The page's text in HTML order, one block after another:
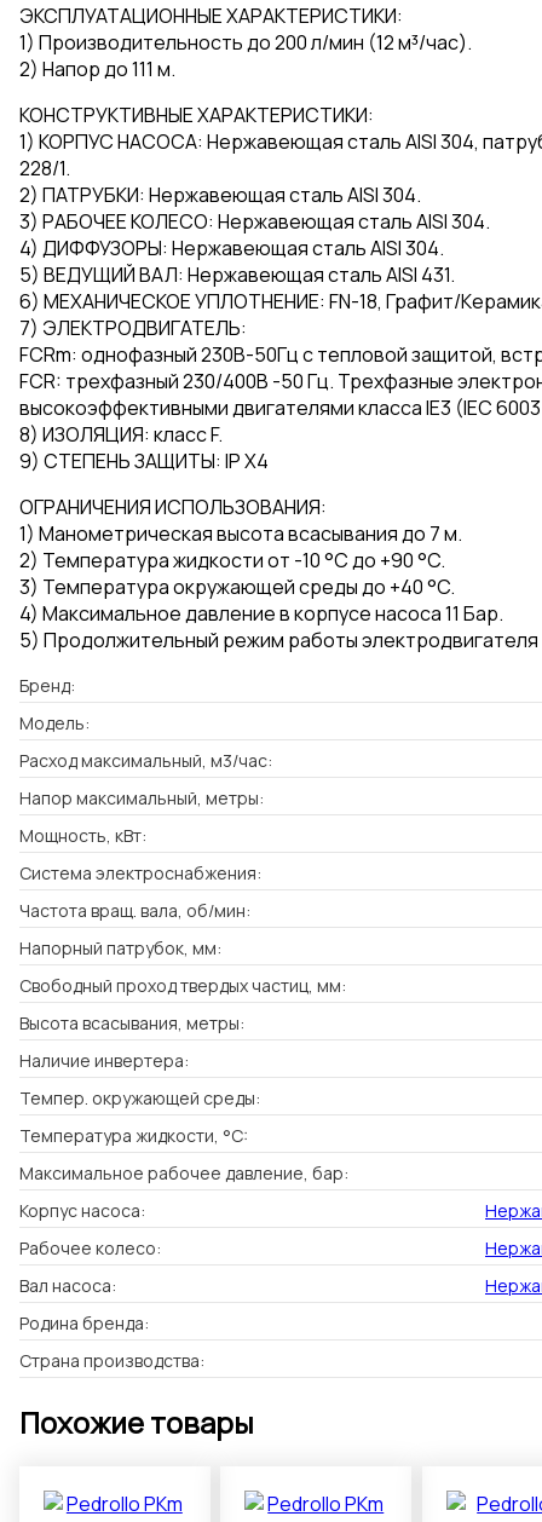
ЭКСПЛУАТАЦИОННЫЕ ХАРАКТЕРИСТИКИ:
1) Производительность до 200 л/мин (12 м³/час).
2) Напор до 111 м.
КОНСТРУКТИВНЫЕ ХАРАКТЕРИСТИКИ:
1) КОРПУС НАСОСА: Нержавеющая сталь AISI 304,
228/1.
2) ПАТРУБКИ: Нержавеющая сталь AISI 304.
3) РАБОЧЕЕ КОЛЕСО: Нержавеющая сталь AISI 304.
4) ДИФФУЗОРЫ: Нержавеющая сталь AISI 304.
5) ВЕДУЩИЙ ВАЛ: Нержавеющая сталь AISI 431.
6) МЕХАНИЧЕСКОЕ УПЛОТНЕНИЕ: FN-18, Графит/
7) ЭЛЕКТРОДВИГАТЕЛЬ:
FCRm: однофазный 230В-50Гц с тепловой защитой,
FCR: трехфазный 230/400B -50 Гц. Трехфазные
высокоэффективными двигателями класса IE3 (IEC
8) ИЗОЛЯЦИЯ: класс F.
9) СТЕПЕНЬ ЗАЩИТЫ: IP X4
ОГРАНИЧЕНИЯ ИСПОЛЬЗОВАНИЯ:
1) Манометрическая высота всасывания до 7 м.
2) Температура жидкости от -10 °C до +90 °C.
3) Температура окружающей среды до +40 °C.
4) Максимальное давление в корпусе насоса 11 Бар.
5) Продолжительный режим работы электродвигателя
Бренд:
Модель:
Расход максимальный, м3/час:
Напор максимальный, метры:
Мощность, кВт:
Система электроснабжения:
Частота вращ. вала, об/мин:
Напорный патрубок, мм:
Свободный проход твердых частиц, мм:
Высота всасывания, метры:
Наличие инвертера:
Темпер. окружающей среды:
Температура жидкости, °C:
Максимальное рабочее давление, бар:
Корпус насоса:
Рабочее колесо:
Вал насоса:
Родина бренда:
Страна производства:
Похожие товары